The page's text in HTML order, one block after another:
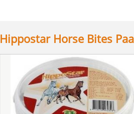
Hippostar Horse Bites